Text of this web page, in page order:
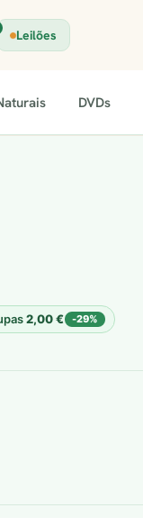
Leilões
DVDs
2,00€ -29%